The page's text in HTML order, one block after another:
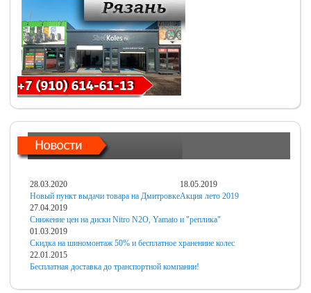
28.03.2020
Новый пункт выдачи товара на Дмитровке
18.05.2019
Акция лето 2019
27.04.2019
Снижение цен на диски Nitro N2O, Yamato и "реплика"
01.03.2019
Скидка на шиномонтаж 50% и бесплатное хранениие колес
22.01.2015
Бесплатная доставка до транспортной компании!